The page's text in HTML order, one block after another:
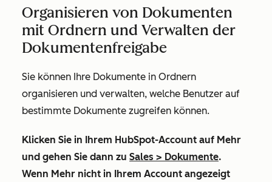
Organisieren von Dokumenten
mit Ordnern und Verwalten der
Dokumentenfreigabe
Sie können Ihre Dokumente in Ordnern
organisieren und verwalten, welche Benutzer auf
bestimmte Dokumente zugreifen können.
Klicken Sie in Ihrem HubSpot-Account auf Mehr
und gehen Sie dann zu Sales > Dokumente.
Wenn Mehr nicht in Ihrem Account angezeigt